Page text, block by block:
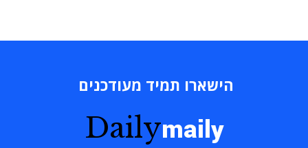
הישארו תמיד מעודכנים
Dailymaily